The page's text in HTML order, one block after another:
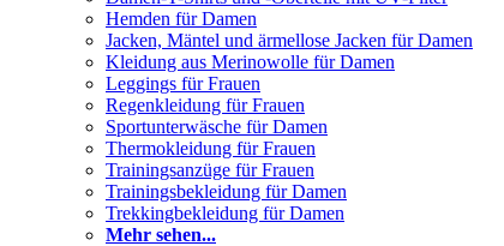
Hemden für Damen
Jacken, Mäntel und ärmellose Jacken für Damen
Kleidung aus Merinowolle für Damen
Leggings für Frauen
Regenkleidung für Frauen
Sportunterwäsche für Damen
Thermokleidung für Frauen
Trainingsanzüge für Frauen
Trainingsbekleidung für Damen
Trekkingbekleidung für Damen
Mehr sehen...